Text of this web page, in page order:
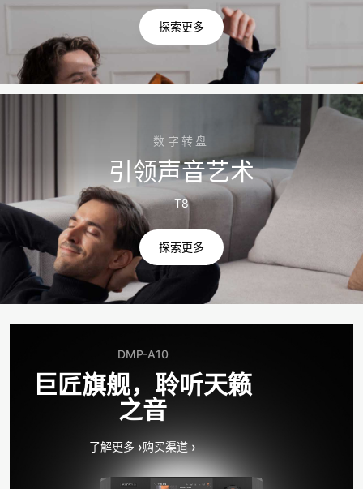
探索更多
数字转盘
引领声音艺术
T8
探索更多
DMP-A10
巨匠旗舰，聆听天籁
之音
了解更多 ›购买渠道 ›